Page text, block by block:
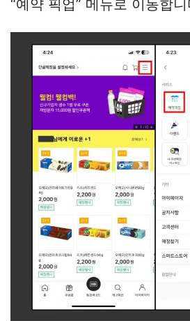
“예약 픽업” 메뉴로 이동합니